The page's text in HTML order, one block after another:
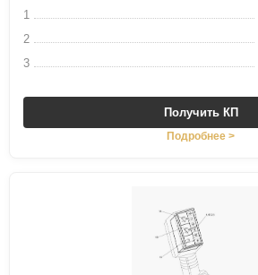
1
2
3
Получить КП
Подробнее >